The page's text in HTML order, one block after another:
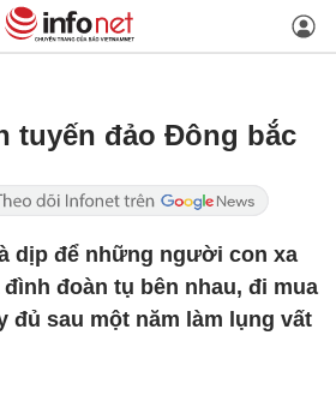
tuyến đảo Đông bắc
dịp để những người con xa
đoàn tụ bên nhau, đi mua
đủ sau một năm làm lụng vất